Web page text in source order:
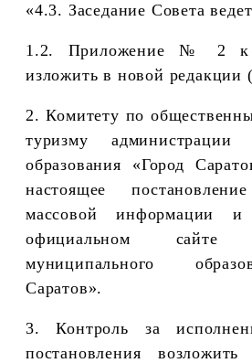
«4.3. Заседание Совета
1.2. Приложение № 2 к
изложить в новой редакции
2.Комитету по
туризму администрации
образования «Город
настоящее
массовой информации и
официальном сайте
муниципального
Саратов».
3. Контроль за
постановления возложить